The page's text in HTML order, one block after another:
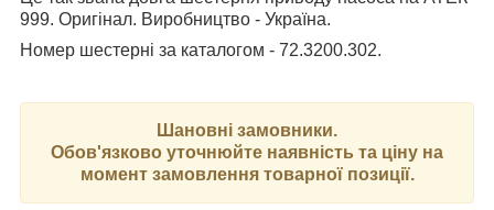
999. Оригінал. Виробництво - Україна.
Номер шестерні за каталогом - 72.3200.302.
Шановні замовники.
Обов'язково уточнюйте наявність та ціну на
момент замовлення товарної позиції.